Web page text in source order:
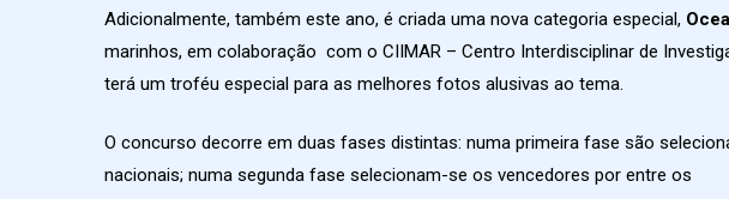
Adicionalmente, também este ano, é criada uma nova categoria especial,
marinhos, em colaboração com o CIIMAR – Centro Interdisciplinar de
terá um troféu especial para as melhores fotos alusivas ao tema.
O concurso decorre em duas fases distintas: numa primeira fase são
nacionais; numa segunda fase selecionam-se os vencedores por entre os